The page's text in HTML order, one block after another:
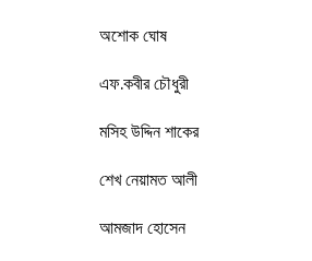
অশোক ঘোষ
এফ.কবীর চৌধুরী
মসিহ উদ্দিন শাকের
শেখ নেয়ামত আলী
আমজাদ হোসেন